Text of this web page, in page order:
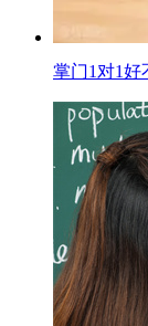
掌门1对1好